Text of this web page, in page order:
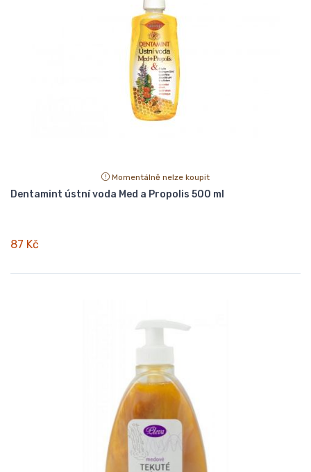
Momentálně nelze koupit
Dentamint ústní voda Med a Propolis 500 ml
87 Kč